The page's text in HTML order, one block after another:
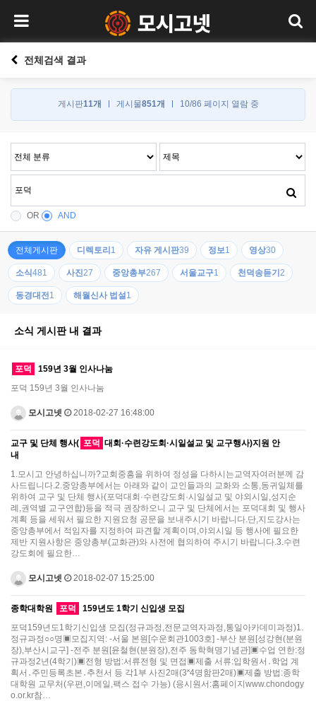
전체검색 결과
게시판11개 게시물851개 10/86 페이지 열람 중
OR AND
전체게시판 디렉토리1 자유 게시판39 정보1 영상30
소식481 사진27 중앙총부267 서울교구1 천덕송듣기2
동경대전1 해월신사 법설1
소식 게시판 내 결과
포덕
159년 3월 인사나눔
포덕 159년 3월 인사나눔
모시고넷 2018-02-27 16:48:00
교구 및 단체 행사( 포덕 대회·수련강도회·시일설교 및 교구행사)지원 안
내
1.모시고 안녕하십니까?교회중흥을 위하여 정성을 다하시는교역자여러분께 감
사드립니다.2.중앙총부에서는 아래와 같이 교인들과의 교화와 소통,동귀일체를
위하여 교구 및 단체 행사(포덕대회·수련강도회·시일설교 및 야외시일,성지순
례,권역별 교구연합)등을 적극 권장하오니 교구 및 단체에서는 포덕대회 및 행사
계획 등을 세워서 필요한 지원요청 공문을 보내주시기 바랍니다.단,지도강사는
중앙총부에서 적임자를 지정하여 파견할 계획이며,야외시일 등 행사에 필요한
제반 지원사항은 중앙총부(교화관)와 사전에 협의하여 주시기 바랍니다.3.수련
강도회에 필요한…
모시고넷 2018-02-07 15:25:00
종학대학원 포덕
159년도 1학기 신입생 모집
포덕159년도1학기신입생 모집(정규과정,전문교역자과정,통일아카데미과정)1.
정규과정○○명▣모집지역: -서울 본원[수운회관1003호] -부산 분원[성강현(분원
장),부산시교구] -전주 분원[윤철현(분원장),전주 동학혁명기념관]▣수업 연한:정
규과정2년(4학기)▣전형 방법:서류전형 및 면접▣제출 서류:입학원서․학업 계
획서․주민등록초본․추천서 등 각1부 사진2매(3˟4명함판2매)▣제출 방법:종학
대학원 교무처(우편,이메일,팩스 접수 가능) (응시원서:홈페이지www.chondogy
o.or.kr참…